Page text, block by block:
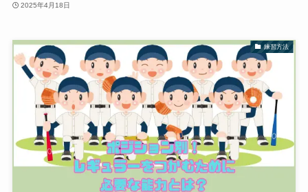
2025年4月18日
練習方法